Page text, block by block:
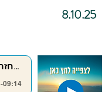
8.10.25
מדיטציה לחזרתם של החטופים
-09:14